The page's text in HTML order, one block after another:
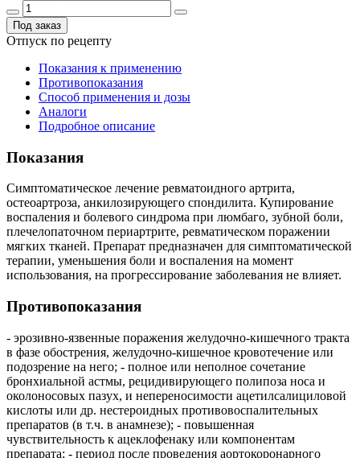
Под заказ
Отпуск по рецепту
Показания к применению
Противопоказания
Способ применения и дозы
Аналоги
Подробное описание
Показания
Симптоматическое лечение ревматоидного артрита,
остеоартроза, анкилозирующего спондилита. Купирование
воспаления и болевого синдрома при люмбаго, зубной боли,
плечелопаточном периартрите, ревматическом поражении
мягких тканей. Препарат предназначен для симптоматической
терапии, уменьшения боли и воспаления на момент
использования, на прогрессирование заболевания не влияет.
Противопоказания
- эрозивно-язвенные поражения желудочно-кишечного тракта
в фазе обострения, желудочно-кишечное кровотечение или
подозрение на него; - полное или неполное сочетание
бронхиальной астмы, рецидивирующего полипоза носа и
околоносовых пазух, и непереносимости ацетилсалициловой
кислоты или др. нестероидных противовоспалительных
препаратов (в т.ч. в анамнезе); - повышенная
чувствительность к ацеклофенаку или компонентам
препарата; - период после проведения аортокоронарного